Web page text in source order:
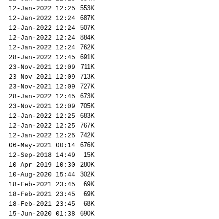
12-Jan-2022 12:25
553K
12-Jan-2022 12:24
687K
12-Jan-2022 12:24
507K
12-Jan-2022 12:24
884K
12-Jan-2022 12:24
762K
28-Jan-2022 12:45
691 K
23-Nov-2021 12:09
711 K
23-Nov-2021 12:09
713K
23-Nov-2021 12:09
727K
28-Jan-2022 12:45
673K
23-Nov-2021 12:09
705K
12-Jan-2022 12:25
683K
12-Jan-2022 12:25
767K
12-Jan-2022 12:25
742K
06-May-2021 00:14
676K
12-Sep-2018 14:49
15K
10-Apr-2019 10:30
280K
10-Aug-2020 15:44
302K
18-Feb-2021 23:45
69K
18-Feb-2021 23:45
69K
18-Feb-2021 23:45
68K
15-Jun-2020 01:38
690K